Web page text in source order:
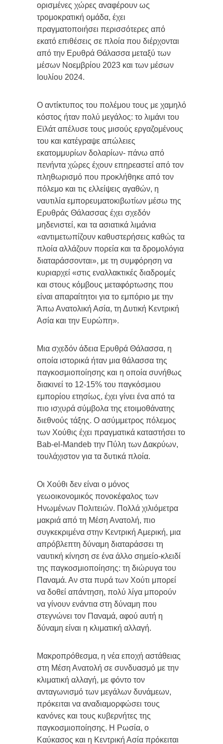
ορισμένες χώρες αναφέρουν ως
τρομοκρατική ομάδα, έχει
πραγματοποιήσει περισσότερες από
εκατό επιθέσεις σε πλοία που διέρχονται
από την Ερυθρά Θάλασσα μεταξύ των
μέσων Νοεμβρίου 2023 και των μέσων
Ιουλίου 2024.
Ο αντίκτυπος του πολέμου τους με χαμηλό
κόστος ήταν πολύ μεγάλος: το λιμάνι του
Εϊλάτ απέλυσε τους μισούς εργαζομένους
του και κατέγραψε απώλειες
εκατομμυρίων δολαρίων- πάνω από
πενήντα χώρες έχουν επηρεαστεί από τον
πληθωρισμό που προκλήθηκε από τον
πόλεμο και τις ελλείψεις αγαθών, η
ναυτιλία εμπορευματοκιβωτίων μέσω της
Ερυθράς Θάλασσας έχει σχεδόν
μηδενιστεί, και τα ασιατικά λιμάνια
«αντιμετωπίζουν καθυστερήσεις καθώς τα
πλοία αλλάζουν πορεία και τα δρομολόγια
διαταράσσονται», με τη συμφόρηση να
κυριαρχεί «στις εναλλακτικές διαδρομές
και στους κόμβους μεταφόρτωσης που
είναι απαραίτητοι για το εμπόριο με την
Άπω Ανατολική Ασία, τη Δυτική Κεντρική
Ασία και την Ευρώπη».
Μια σχεδόν άδεια Ερυθρά Θάλασσα, η
οποία ιστορικά ήταν μια θάλασσα της
παγκοσμιοποίησης και η οποία συνήθως
διακινεί το 12-15% του παγκόσμιου
εμπορίου ετησίως, έχει γίνει ένα από τα
πιο ισχυρά σύμβολα της ετοιμοθάνατης
διεθνούς τάξης. Ο ασύμμετρος πόλεμος
των Χούθις έχει πραγματικά καταστήσει το
Bab-el-Mandeb την Πύλη των Δακρύων,
τουλάχιστον για τα δυτικά πλοία.
Οι Χούθι δεν είναι ο μόνος
γεωοικονομικός πονοκέφαλος των
Ηνωμένων Πολιτειών. Πολλά χιλιόμετρα
μακριά από τη Μέση Ανατολή, πιο
συγκεκριμένα στην Κεντρική Αμερική, μια
απρόβλεπτη δύναμη διαταράσσει τη
ναυτική κίνηση σε ένα άλλο σημείο-κλειδί
της παγκοσμιοποίησης: τη διώρυγα του
Παναμά. Αν στα πυρά των Χούτι μπορεί
να δοθεί απάντηση, πολύ λίγα μπορούν
να γίνουν ενάντια στη δύναμη που
στεγνώνει τον Παναμά, αφού αυτή η
δύναμη είναι η κλιματική αλλαγή.
Μακροπρόθεσμα, η νέα εποχή αστάθειας
στη Μέση Ανατολή σε συνδυασμό με την
κλιματική αλλαγή, με φόντο τον
ανταγωνισμό των μεγάλων δυνάμεων,
πρόκειται να αναδιαμορφώσει τους
κανόνες και τους κυβερνήτες της
παγκοσμιοποίησης. Η Ρωσία, ο
Καύκασος και η Κεντρική Ασία πρόκειται